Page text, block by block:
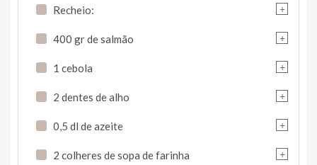
+
Recheio:
+
400 gr de salmão
+
1 cebola
+
2 dentes de alho
+
0,5 dl de azeite
+
2 colheres de sopa de farinha